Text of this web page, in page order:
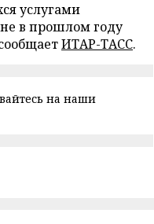
услугами
в прошлом году
ИТАР-ТАСС.
на наши